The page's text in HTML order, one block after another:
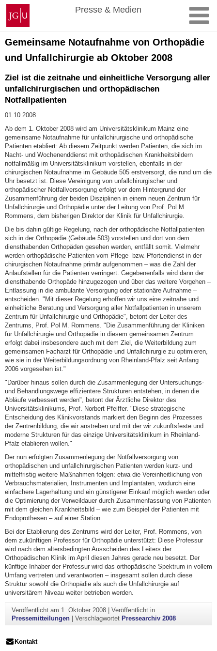
Zum
Inhalt
springen
Johannes
Gutenberg-
Universität
Mainz
Presse & Medien
Gemeinsame Notaufnahme von Orthopädie
und Unfallchirurgie ab Oktober 2008
Ziel ist die zeitnahe und einheitliche Versorgung aller
unfallchirurgischen und orthopädischen
Notfallpatienten
01.10.2008
Ab dem 1. Oktober 2008 wird am Universitätsklinikum Mainz eine
gemeinsame Notaufnahme für unfallchirurgische und orthopädische
Patienten etabliert: Ab diesem Zeitpunkt werden Patienten, die sich im
Nacht- und Wochenenddienst mit orthopädischen Krankheitsbildern
notfallmäßig im Universitätsklinikum vorstellen, ebenfalls in der
chirurgischen Notaufnahme im Gebäude 505 erstversorgt, die rund um die
Uhr besetzt ist. Diese Vereinigung von unfallchirurgischer und
orthopädischer Notfallversorgung erfolgt vor dem Hintergrund der
Zusammenführung der beiden Disziplinen in einem neuen Zentrum für
Unfallchirurgie und Orthopädie unter der Leitung von Prof. Pol M.
Rommens, dem bisherigen Direktor der Klinik für Unfallchirurgie.
Die bis dahin gültige Regelung, nach der orthopädische Notfallpatienten
sich in der Orthopädie (Gebäude 503) vorstellen und dort von dem
diensthabenden Orthopäden gesehen werden, entfällt somit. Vielmehr
werden orthopädische Patienten vom Pflege- bzw. Pfortendienst in der
chirurgischen Notaufnahme primär aufgenommen – was die Zahl der
Anlaufstellen für die Patienten verringert. Gegebenenfalls wird dann der
diensthabende Orthopäde hinzugezogen und über das weitere Vorgehen –
Entlassung in die ambulante Versorgung oder stationäre Aufnahme –
entscheiden. "Mit dieser Regelung erhoffen wir uns eine zeitnahe und
einheitliche Beratung und Versorgung aller Notfallpatienten in unserem
Zentrum für Unfallchirurgie und Orthopädie", betont der Leiter des
Zentrums, Prof. Pol M. Rommens. "Die Zusammenführung der Kliniken
für Unfallchirurgie und Orthopädie in diesem gemeinsamen Zentrum
erfolgt dabei insbesondere auch mit dem Ziel, die Weiterbildung zum
gemeinsamen Facharzt für Orthopädie und Unfallchirurgie zu optimieren,
wie sie in der Weiterbildungsordnung von Rheinland-Pfalz seit Anfang
2006 vorgesehen ist."
"Darüber hinaus sollen durch die Zusammenlegung der Untersuchungs-
und Behandlungswege effizientere Strukturen entstehen, in denen die
Abläufe verbessert werden", betont der Ärztliche Direktor des
Universitätsklinikums, Prof. Norbert Pfeiffer. "Diese strategische
Entscheidung des Klinikvorstands markiert den Beginn des Prozesses
der Zentrenbildung, die wir anstreben und mit der wir zukunftsfeste und
moderne Strukturen für das einzige Universitätsklinikum in Rheinland-
Pfalz etablieren wollen."
Der nun erfolgten Zusammenlegung der Notfallversorgung von
orthopädischen und unfallchirurgischen Patienten werden kurz- und
mittelfristig weitere Maßnahmen folgen: etwa die Vereinheitlichung von
Verbrauchsmaterialien, Instrumenten und Implantaten, wodurch eine
einfachere Lagerhaltung und ein günstigerer Einkauf möglich werden oder
die Optimierung der Verweildauer durch Zusammenfassung von Patienten
mit dem gleichen Krankheitsbild – wie zum Beispiel der Patienten mit
Endoprothesen – auf einer Station.
Bei der Etablierung des Zentrums wird der Leiter, Prof. Rommens, von
dem zukünftigen Professor für Orthopädie unterstützt: Diese Professur
wird nach dem altersbedingten Ausscheiden des Leiters der
Orthopädischen Klinik im April diesen Jahres gerade neu besetzt. Der
künftige Inhaber der Professur wird das orthopädische Spektrum in vollem
Umfang vertreten und verantworten – insgesamt sollen durch diese
Struktur sowohl die Orthopädie als auch die Unfallchirurgie auf
universitärem Niveau weiter betrieben werden.
Veröffentlicht am 1. Oktober 2008| Veröffentlicht in
Pressemitteilungen| Verschlagwortet Pressearchiv 2008
Kontakt